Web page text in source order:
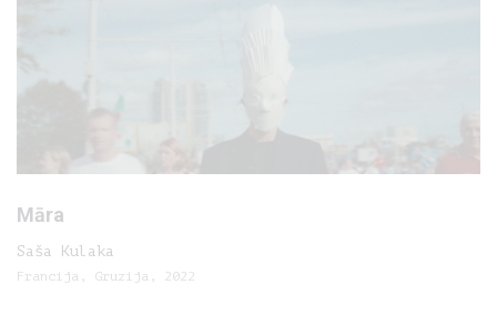
Māra
Saša Kulaka
Francija, Gruzija, 2022